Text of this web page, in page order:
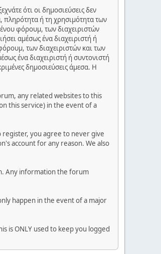
ότι οι δημοσιεύσεις δεν
πληρότητα ή τη χρησιμότητα των
φόρουμ, των διαχειριστών
αμέσως ένα διαχειριστή ή
των διαχειριστών και των
ένα διαχειριστή ή συντονιστή
δημοσιεύσεις άμεσα. Η
any related websites to this
this service) in the event of a
register, you agree to never give
account for any reason. We also
Any information the forum
happen in the event of a major
is ONLY used to keep you logged